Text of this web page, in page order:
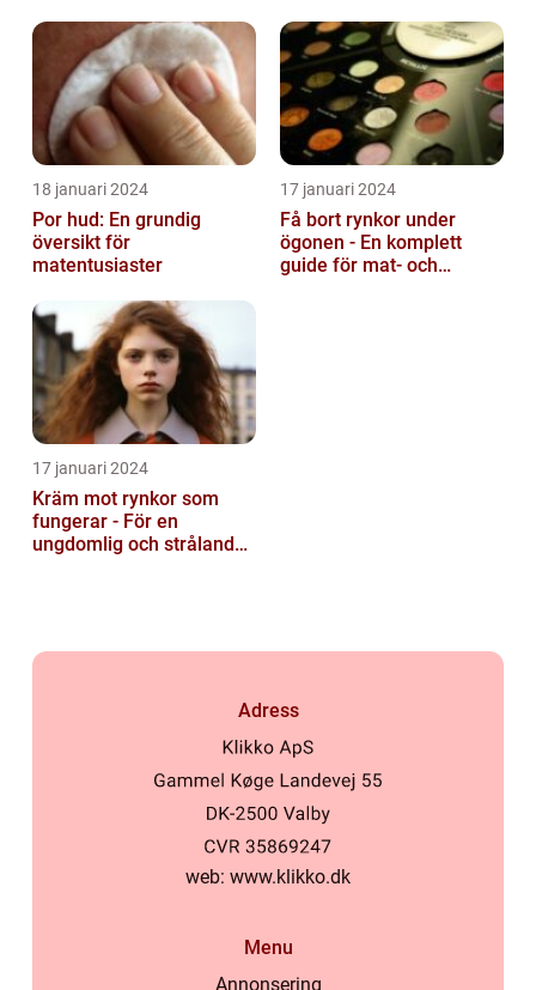
18 januari 2024
Por hud: En grundig
översikt för
matentusiaster
17 januari 2024
Få bort rynkor under
ögonen - En komplett
guide för mat- och
17 januari 2024
Kräm mot rynkor som
fungerar - För en
ungdomlig och strålande
Adress
web: www.klikko.dk
Menu
Annonsering